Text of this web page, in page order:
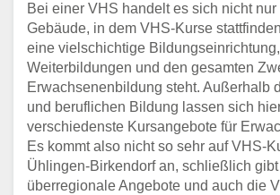
Bei einer VHS handelt es sich nicht nur
Gebäude, in dem VHS-Kurse
eine vielschichtige
Weiterbildungen und den gesamten
Erwachsenenbildung steht. Außerhalb
und beruflichen Bildung lassen sich
verschiedenste Kursangebote für
Es kommt also nicht so sehr auf VHS-
Ühlingen-Birkendorf an, schließlich
überregionale Angebote und auch die